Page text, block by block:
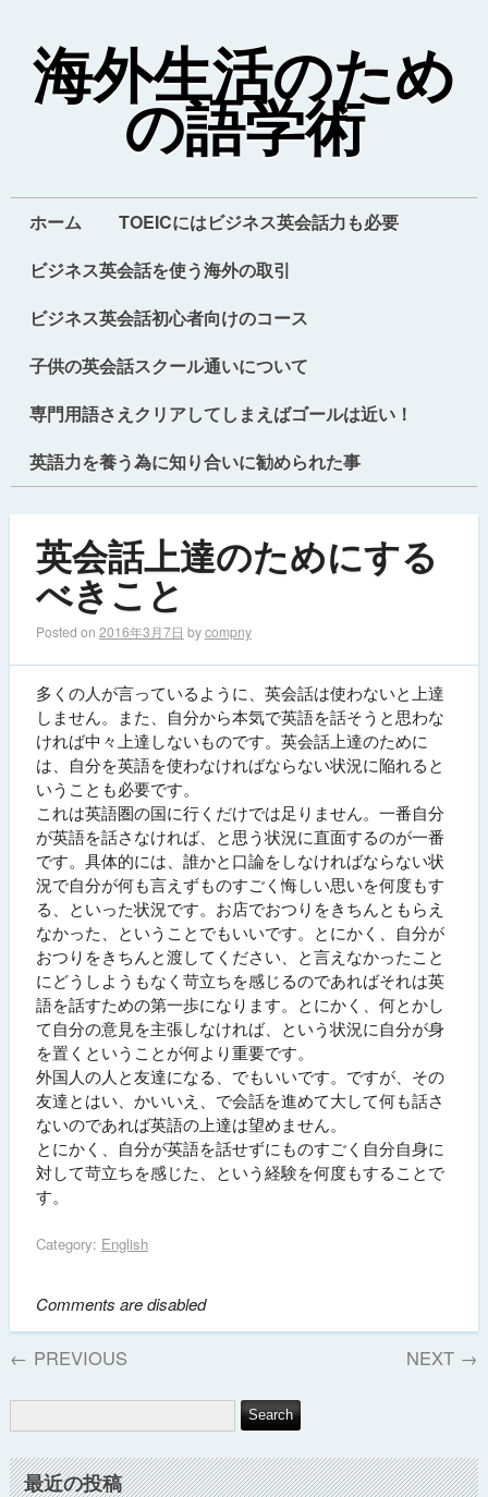
海外生活のため
の語学術
ホーム
TOEICにはビジネス英会話力も必要
ビジネス英会話を使う海外の取引
ビジネス英会話初心者向けのコース
子供の英会話スクール通いについて
専門用語さえクリアしてしまえばゴールは近い！
英語力を養う為に知り合いに勧められた事
英会話上達のためにする
べきこと
Posted on 2016年3月7日 bycompny
多くの人が言っているように、英会話は使わないと上達
しません。また、自分から本気で英語を話そうと思わな
ければ中々上達しないものです。英会話上達のために
は、自分を英語を使わなければならない状況に陥れると
いうことも必要です。
これは英語圏の国に行くだけでは足りません。一番自分
が英語を話さなければ、と思う状況に直面するのが一番
です。具体的には、誰かと口論をしなければならない状
況で自分が何も言えずものすごく悔しい思いを何度もす
る、といった状況です。お店でおつりをきちんともらえ
なかった、ということでもいいです。とにかく、自分が
おつりをきちんと渡してください、と言えなかったこと
にどうしようもなく苛立ちを感じるのであればそれは英
語を話すための第一歩になります。とにかく、何とかし
て自分の意見を主張しなければ、という状況に自分が身
を置くということが何より重要です。
外国人の人と友達になる、でもいいです。ですが、その
友達とはい、かいいえ、で会話を進めて大して何も話さ
ないのであれば英語の上達は望めません。
とにかく、自分が英語を話せずにものすごく自分自身に
対して苛立ちを感じた、という経験を何度もすることで
す。
Category: English
Comments are disabled
← PREVIOUS NEXT →
最近の投稿